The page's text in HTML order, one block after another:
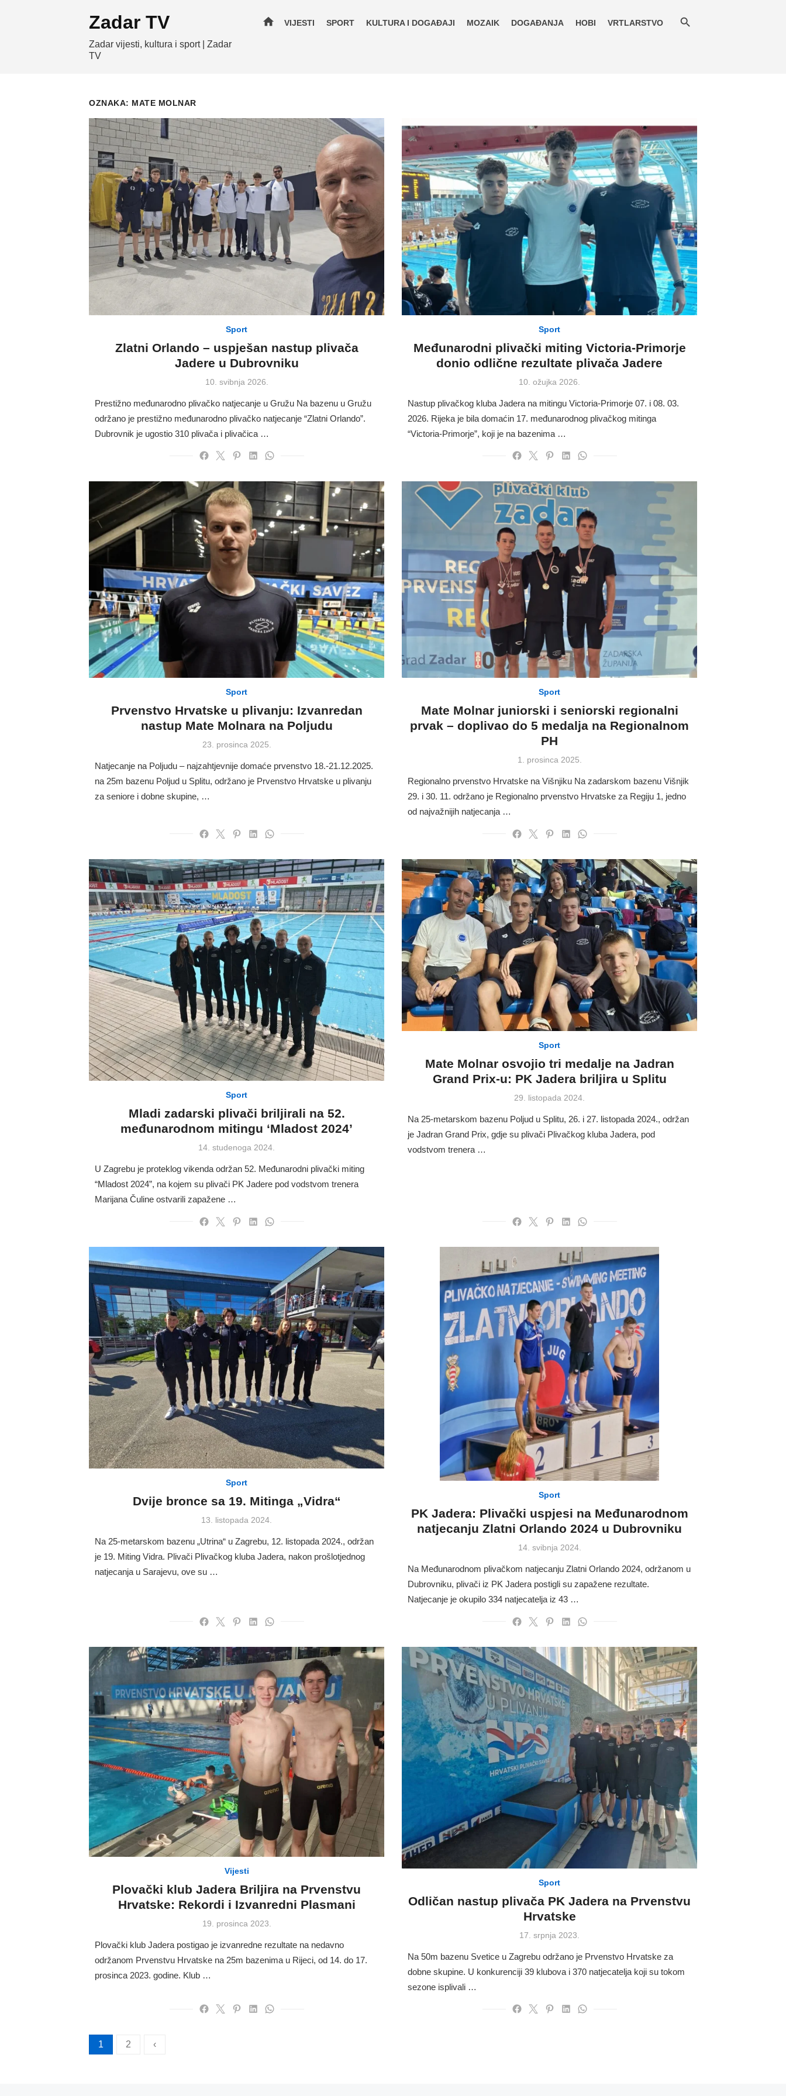
Zadar TV
Zadar vijesti, kultura i sport | Zadar
TV
home VIJESTI SPORT KULTURA I DOGAĐAJI MOZAIK DOGAĐANJA HOBI VRTLARSTVO
OZNAKA: MATE MOLNAR
Sport
Zlatni Orlando – uspješan nastup plivača
Jadere u Dubrovniku
Posted
10. svibnja 2026.
Prestižno međunarodno plivačko natjecanje u Gružu Na bazenu u Gružu
održano je prestižno međunarodno plivačko natjecanje “Zlatni Orlando”.
Dubrovnik je ugostio 310 plivača i plivačica …
Sport
Međunarodni plivački miting Victoria-Primorje
donio odlične rezultate plivača Jadere
Posted
10. ožujka 2026.
Nastup plivačkog kluba Jadera na mitingu Victoria-Primorje 07. i 08. 03.
2026. Rijeka je bila domaćin 17. međunarodnog plivačkog mitinga
“Victoria-Primorje”, koji je na bazenima …
Sport
Prvenstvo Hrvatske u plivanju: Izvanredan
nastup Mate Molnara na Poljudu
Posted
23. prosinca 2025.
Natjecanje na Poljudu – najzahtjevnije domaće prvenstvo 18.-21.12.2025.
na 25m bazenu Poljud u Splitu, održano je Prvenstvo Hrvatske u plivanju
za seniore i dobne skupine, …
Sport
Mate Molnar juniorski i seniorski regionalni
prvak – doplivao do 5 medalja na Regionalnom
PH
Posted
1. prosinca 2025.
Regionalno prvenstvo Hrvatske na Višnjiku Na zadarskom bazenu Višnjik
29. i 30. 11. održano je Regionalno prvenstvo Hrvatske za Regiju 1, jedno
od najvažnijih natjecanja …
Sport
Mladi zadarski plivači briljirali na 52.
međunarodnom mitingu ‘Mladost 2024’
Posted
14. studenoga 2024.
U Zagrebu je proteklog vikenda održan 52. Međunarodni plivački miting
“Mladost 2024”, na kojem su plivači PK Jadere pod vodstvom trenera
Marijana Čuline ostvarili zapažene …
Sport
Mate Molnar osvojio tri medalje na Jadran
Grand Prix-u: PK Jadera briljira u Splitu
Posted
29. listopada 2024.
Na 25-metarskom bazenu Poljud u Splitu, 26. i 27. listopada 2024., održan
je Jadran Grand Prix, gdje su plivači Plivačkog kluba Jadera, pod
vodstvom trenera …
Sport
Dvije bronce sa 19. Mitinga „Vidra“
Posted
13. listopada 2024.
Na 25-metarskom bazenu „Utrina“ u Zagrebu, 12. listopada 2024., održan
je 19. Miting Vidra. Plivači Plivačkog kluba Jadera, nakon prošlotjednog
natjecanja u Sarajevu, ove su …
Sport
PK Jadera: Plivački uspjesi na Međunarodnom
natjecanju Zlatni Orlando 2024 u Dubrovniku
Posted
14. svibnja 2024.
Na Međunarodnom plivačkom natjecanju Zlatni Orlando 2024, održanom u
Dubrovniku, plivači iz PK Jadera postigli su zapažene rezultate.
Natjecanje je okupilo 334 natjecatelja iz 43 …
Vijesti
Plovački klub Jadera Briljira na Prvenstvu
Hrvatske: Rekordi i Izvanredni Plasmani
Posted
19. prosinca 2023.
Plovački klub Jadera postigao je izvanredne rezultate na nedavno
održanom Prvenstvu Hrvatske na 25m bazenima u Rijeci, od 14. do 17.
prosinca 2023. godine. Klub …
Sport
Odličan nastup plivača PK Jadera na Prvenstvu
Hrvatske
Posted
17. srpnja 2023.
Na 50m bazenu Svetice u Zagrebu održano je Prvenstvo Hrvatske za
dobne skupine. U konkurenciji 39 klubova i 370 natjecatelja koji su tokom
sezone isplivali …
Brojevi
1 2 ‹